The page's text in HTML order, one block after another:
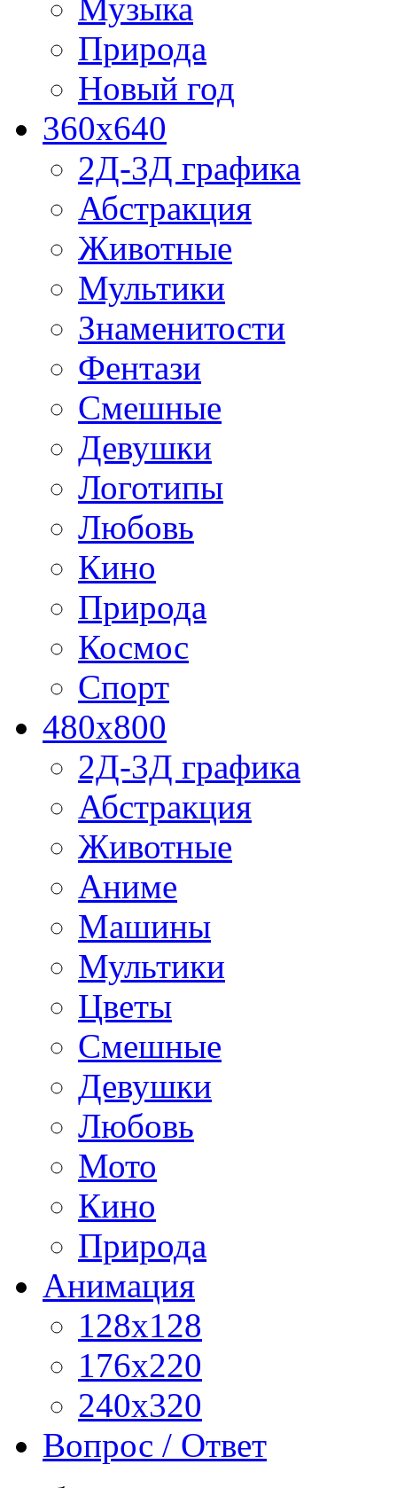
Музыка
Природа
Новый год
360x640
2Д-3Д графика
Абстракция
Животные
Мультики
Знаменитости
Фентази
Смешные
Девушки
Логотипы
Любовь
Кино
Природа
Космос
Спорт
480x800
2Д-3Д графика
Абстракция
Животные
Аниме
Машины
Мультики
Цветы
Смешные
Девушки
Любовь
Мото
Кино
Природа
Анимация
128x128
176x220
240x320
Вопрос / Ответ